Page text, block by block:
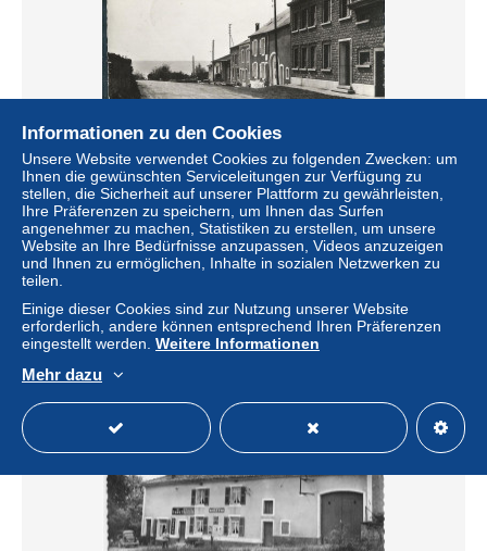
MONTQUINTIN : Entrée du Village - Obl. VIRTON -
03/01/1965 - Carte-vue A. SMETZ St Servais (Namur)
± 2,25 $
Informationen zu den Cookies
Unsere Website verwendet Cookies zu folgenden Zwecken: um
Ihnen die gewünschten Serviceleitungen zur Verfügung zu
stellen, die Sicherheit auf unserer Plattform zu gewährleisten,
Ihre Präferenzen zu speichern, um Ihnen das Surfen
angenehmer zu machen, Statistiken zu erstellen, um unsere
Website an Ihre Bedürfnisse anzupassen, Videos anzuzeigen
und Ihnen zu ermöglichen, Inhalte in sozialen Netzwerken zu
teilen.
Einige dieser Cookies sind zur Nutzung unserer Website
erforderlich, andere können entsprechend Ihren Präferenzen
eingestellt werden. Weitere Informationen
Mehr dazu